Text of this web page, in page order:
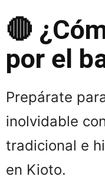
🔴
por el
Prepárate
inolvidable
tradicional e
en Kioto.